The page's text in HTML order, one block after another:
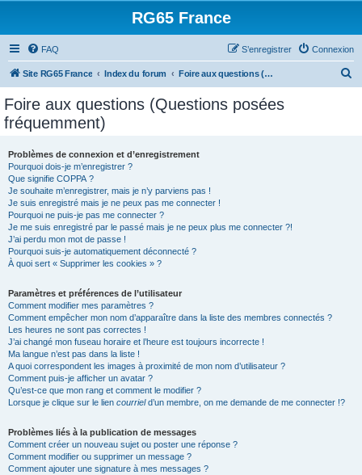
RG65 France
FAQ Connexion
S’enregistrer
Site RG65 France Index du forum Foire aux questions (Questions posées fréquemment)
Foire aux questions (Questions posées
fréquemment)
Problèmes de connexion et d’enregistrement
Pourquoi dois-je m’enregistrer ?
Que signifie COPPA ?
Je souhaite m’enregistrer, mais je n’y parviens pas !
Je suis enregistré mais je ne peux pas me connecter !
Pourquoi ne puis-je pas me connecter ?
Je me suis enregistré par le passé mais je ne peux plus me connecter ?!
J’ai perdu mon mot de passe !
Pourquoi suis-je automatiquement déconnecté ?
À quoi sert « Supprimer les cookies » ?
Paramètres et préférences de l’utilisateur
Comment modifier mes paramètres ?
Comment empêcher mon nom d’apparaître dans la liste des membres connectés ?
Les heures ne sont pas correctes !
J’ai changé mon fuseau horaire et l’heure est toujours incorrecte !
Ma langue n’est pas dans la liste !
A quoi correspondent les images à proximité de mon nom d’utilisateur ?
Comment puis-je afficher un avatar ?
Qu’est-ce que mon rang et comment le modifier ?
Lorsque je clique sur le lien courrield’un membre, on me demande de me connecter !?
Problèmes liés à la publication de messages
Comment créer un nouveau sujet ou poster une réponse ?
Comment modifier ou supprimer un message ?
Comment ajouter une signature à mes messages ?